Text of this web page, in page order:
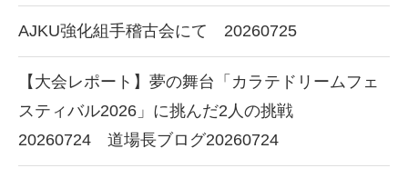
AJKU強化組手稽古会にて 20260725
【大会レポート】夢の舞台「カラテドリームフェ
スティバル2026」に挑んだ2人の挑戦
20260724 道場長ブログ20260724